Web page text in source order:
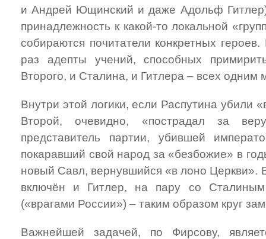
и Андрей Ющинский и даже Адольф Гитлер)
принадлежность к какой-то локальной
собираются почитатели конкретных
раз адепты учений, способных
Второго, и Сталина, и Гитлера – всех одним
Внутри этой логики, если Распутина убили
Второй, очевидно, «пострадал за
представитель партии, убившей
покаравший свой народ за «безбожие» в
новый Савл, вернувшийся «в лоно Церкви».
включён и Гитлер, на пару со
(«врагами России») – таким образом круг
Важнейшей задачей, по Фирсову,